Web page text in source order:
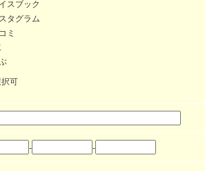
スブック
タグラム
ミ
可
- -